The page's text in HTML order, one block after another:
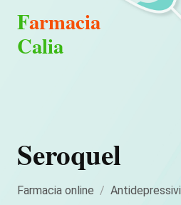
Farmacia
Calia
Seroquel
Farmacia online Antidepressivi